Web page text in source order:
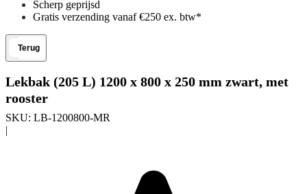
Scherp geprijsd
Gratis verzending vanaf €250 ex. btw*
Terug
Lekbak (205 L) 1200 x 800 x 250 mm zwart, met
rooster
SKU: LB-1200800-MR
|